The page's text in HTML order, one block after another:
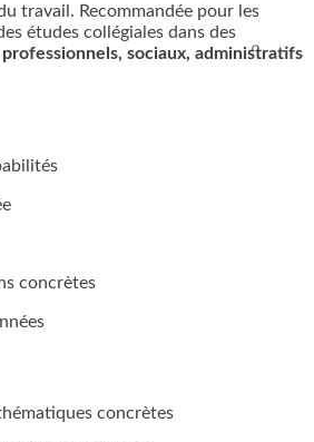
travail. Recommandée pour les
études collégiales dans des
sociaux, administratifs
concrètes
concrètes